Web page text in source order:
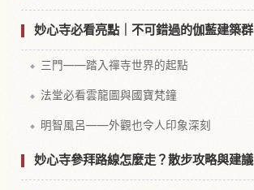
妙心寺必看亮點｜不可錯過的伽藍建築群
三門——踏入禪寺世界的起點
法堂必看雲龍圖與國寶梵鐘
明智風呂——外觀也令人印象深刻
妙心寺參拜路線怎麼走？散步攻略與建議